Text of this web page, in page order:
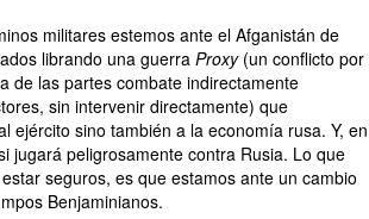
militares estemos ante el Afganistán de
librando una guerra Proxy(un conflicto por
de las partes combate indirectamente
sin intervenir directamente) que
ejército sino también a la economía rusa. Y, en
jugará peligrosamente contra Rusia. Lo que
seguros, es que estamos ante un cambio
Benjaminianos.